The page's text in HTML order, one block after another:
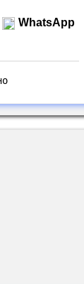
WhatsApp